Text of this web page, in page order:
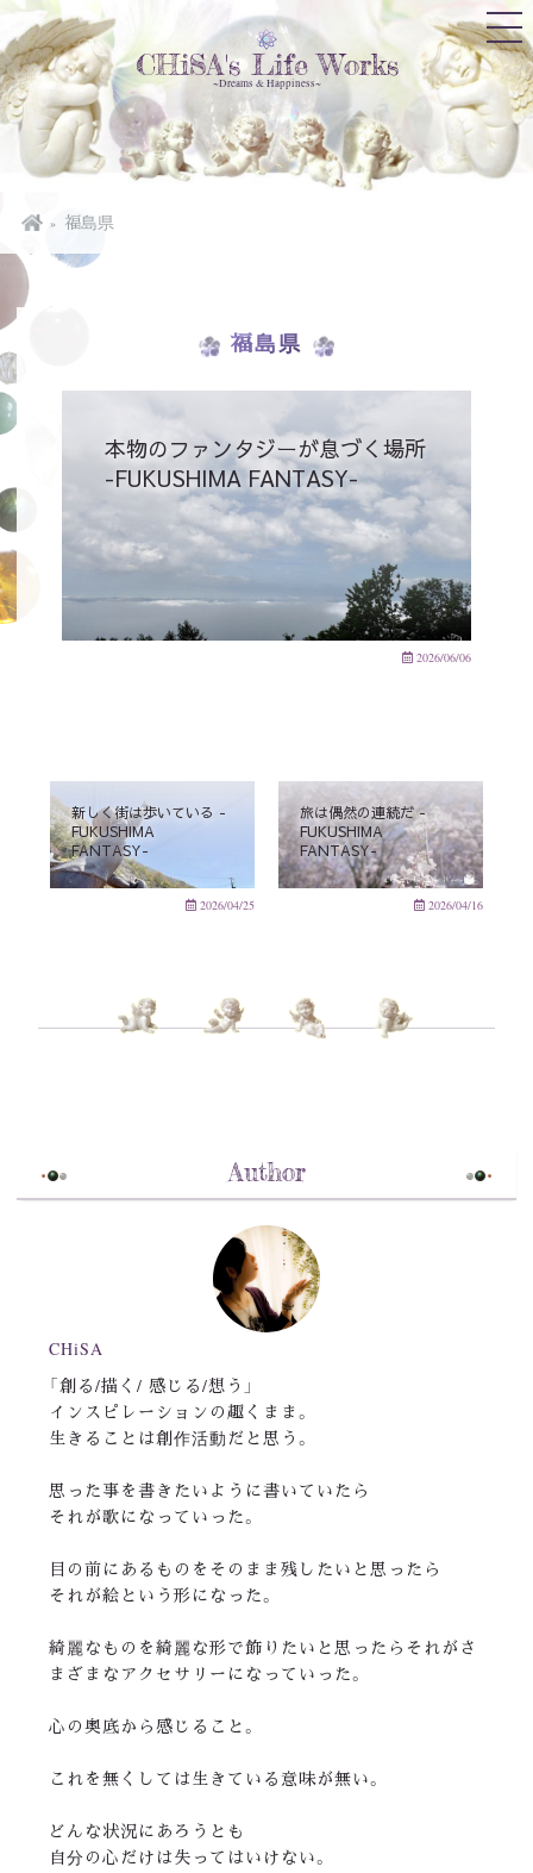
CHiSA's Life Works
~Dreams & Happiness~
福島県
福島県
本物のファンタジーが息づく場所
-FUKUSHIMA FANTASY-
2026/06/06
新しく街は歩いている -
FUKUSHIMA
FANTASY-
2026/04/25
旅は偶然の連続だ -
FUKUSHIMA
FANTASY-
2026/04/16
Author
CHiSA
「創る/描く/ 感じる/想う」
インスピレーションの趣くまま。
生きることは創作活動だと思う。
思った事を書きたいように書いていたら
それが歌になっていった。
目の前にあるものをそのまま残したいと思ったら
それが絵という形になった。
綺麗なものを綺麗な形で飾りたいと思ったらそれがさ
まざまなアクセサリーになっていった。
心の奥底から感じること。
これを無くしては生きている意味が無い。
どんな状況にあろうとも
自分の心だけは失ってはいけない。